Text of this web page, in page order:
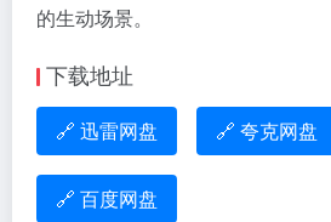
的生动场景。
下载地址
🔗 迅雷网盘 🔗 夸克网盘
🔗 百度网盘